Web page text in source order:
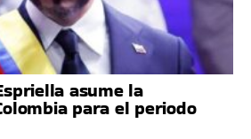
asume la
para el periodo